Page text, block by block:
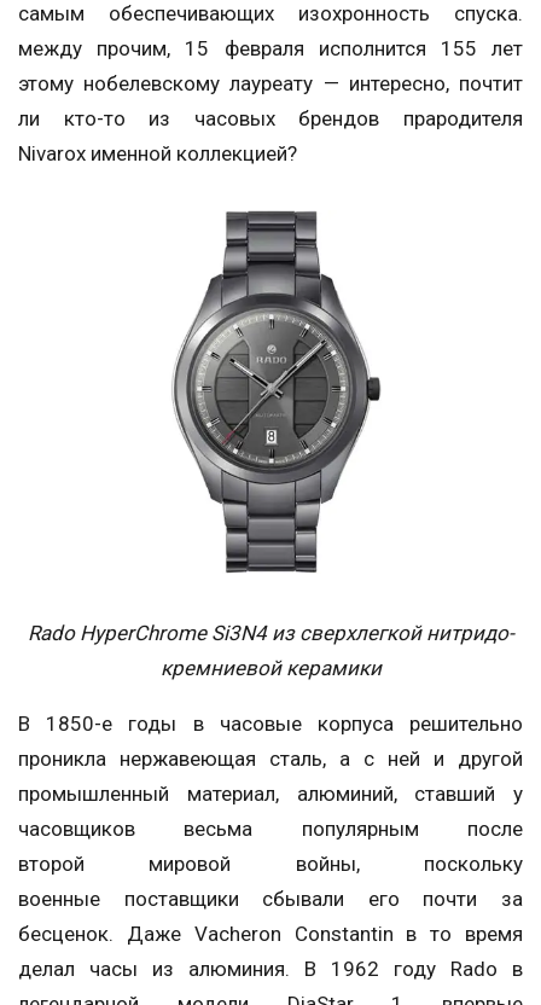
самым обеспечивающих изохронность спуска.
между прочим, 15 февраля исполнится 155 лет
этому нобелевскому лауреату — интересно, почтит
ли кто-то из часовых брендов прародителя
Nivarox именной коллекцией?
Rado HyperChrome Si3N4 из сверхлегкой нитридо-
кремниевой керамики
В 1850-е годы в часовые корпуса решительно
проникла нержавеющая сталь, а с ней и другой
промышленный материал, алюминий, ставший у
часовщиков весьма популярным после
второй мировой войны, поскольку
военные поставщики сбывали его почти за
бесценок. Даже Vacheron Constantin в то время
делал часы из алюминия. В 1962 году Rado в